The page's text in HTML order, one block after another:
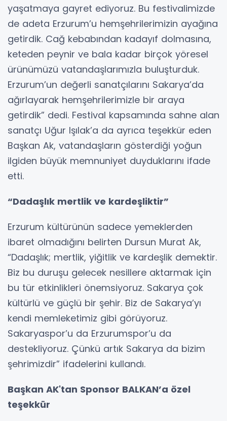
yaşatmaya gayret ediyoruz. Bu festivalimizde
de adeta Erzurum’u hemşehrilerimizin ayağına
getirdik. Cağ kebabından kadayıf dolmasına,
keteden peynir ve bala kadar birçok yöresel
ürünümüzü vatandaşlarımızla buluşturduk.
Erzurum’un değerli sanatçılarını Sakarya’da
ağırlayarak hemşehrilerimizle bir araya
getirdik” dedi. Festival kapsamında sahne alan
sanatçı Uğur Işılak’a da ayrıca teşekkür eden
Başkan Ak, vatandaşların gösterdiği yoğun
ilgiden büyük memnuniyet duyduklarını ifade
etti.
“Dadaşlık mertlik ve kardeşliktir”
Erzurum kültürünün sadece yemeklerden
ibaret olmadığını belirten Dursun Murat Ak,
“Dadaşlık; mertlik, yiğitlik ve kardeşlik demektir.
Biz bu duruşu gelecek nesillere aktarmak için
bu tür etkinlikleri önemsiyoruz. Sakarya çok
kültürlü ve güçlü bir şehir. Biz de Sakarya’yı
kendi memleketimiz gibi görüyoruz.
Sakaryaspor’u da Erzurumspor’u da
destekliyoruz. Çünkü artık Sakarya da bizim
şehrimizdir” ifadelerini kullandı.
Başkan AK'tan Sponsor BALKAN’a özel
teşekkür